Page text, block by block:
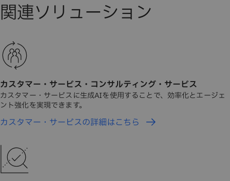
カスタマー・サービス・コンサルティング・サービス
カスタマー・サービスに生成AIを使用することで、効率化とエージェ
ント強化を実現できます。
カスタマー・サービスの詳細はこちら